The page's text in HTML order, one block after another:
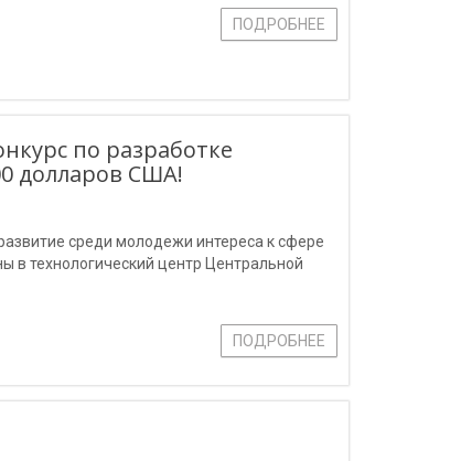
ПОДРОБНЕЕ
по разработке
долларов США!
среди молодежи интереса к сфере
технологический центр Центральной
ПОДРОБНЕЕ